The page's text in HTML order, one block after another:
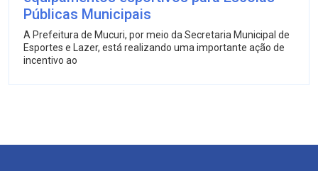
Públicas Municipais
A Prefeitura de Mucuri, por meio da Secretaria Municipal de
Esportes e Lazer, está realizando uma importante ação de
incentivo ao